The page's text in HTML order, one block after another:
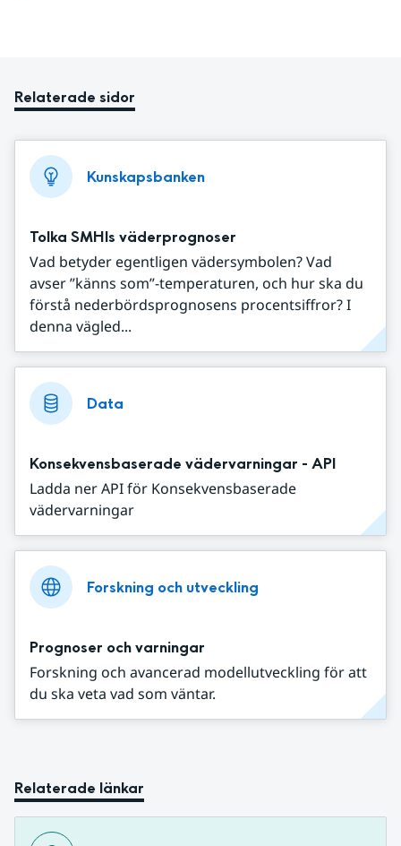
Relaterade sidor
Kunskapsbanken
Tolka SMHIs väderprognoser
Vad betyder egentligen vädersymbolen? Vad
avser ”känns som”-temperaturen, och hur ska du
förstå nederbördsprognosens procentsiffror? I
denna vägled...
Data
Konsekvensbaserade vädervarningar - API
Ladda ner API för Konsekvensbaserade
vädervarningar
Forskning och utveckling
Prognoser och varningar
Forskning och avancerad modellutveckling för att
du ska veta vad som väntar.
Relaterade länkar